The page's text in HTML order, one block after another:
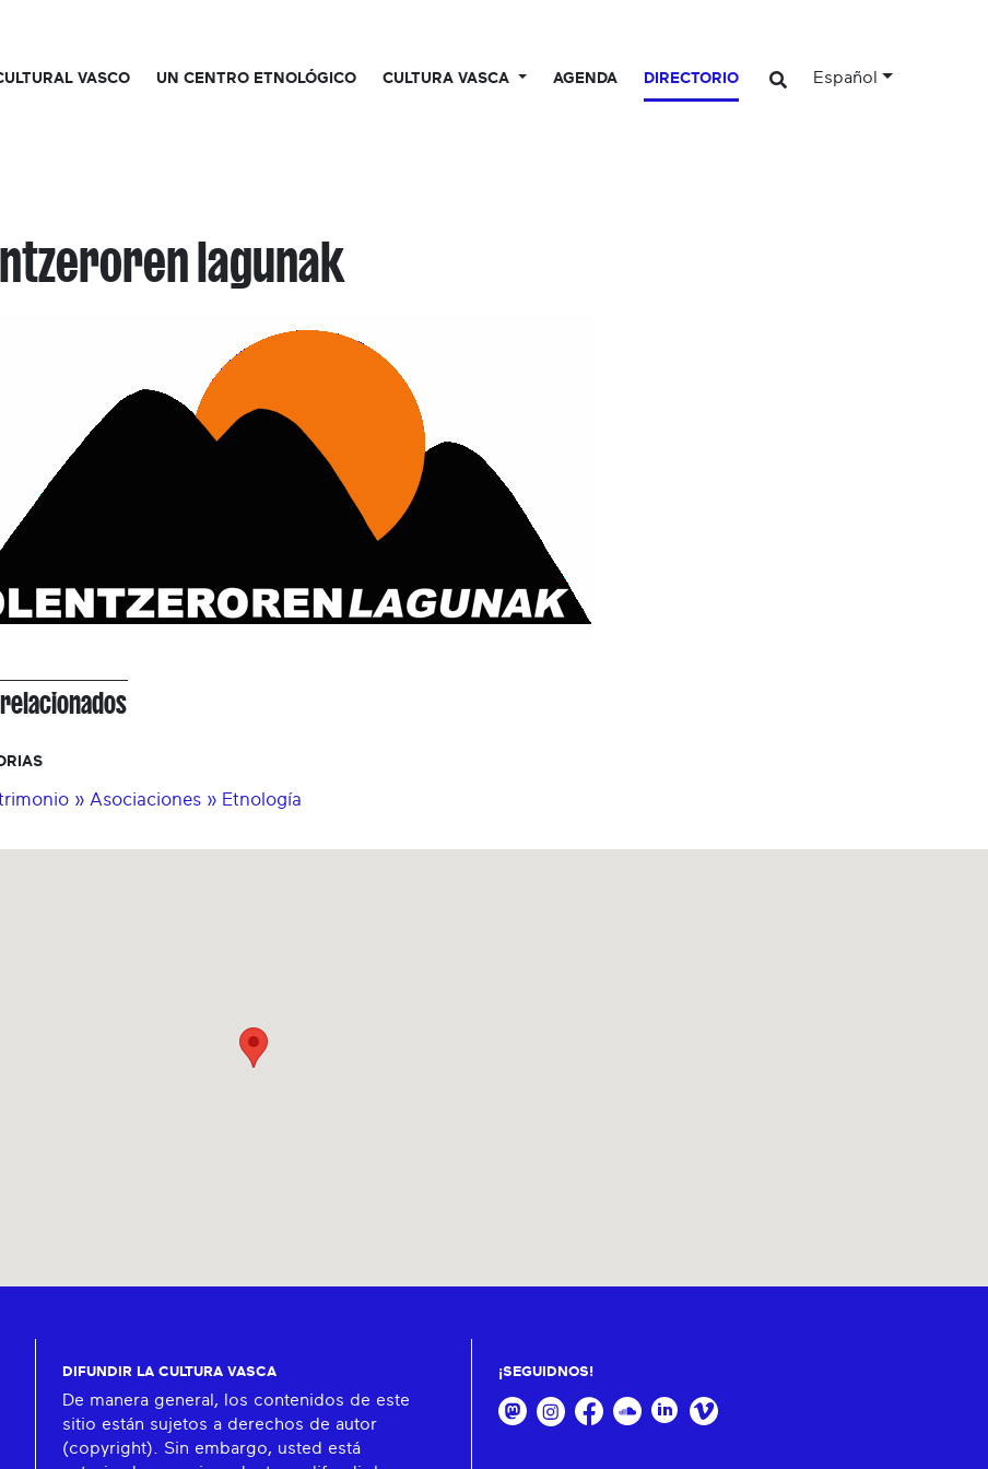
VASCO UN CENTRO ETNOLÓGICO CULTURA VASCA AGENDA DIRECTORIO Español
lagunak
relacionados
» Asociaciones » Etnología
DIFUNDIR LA CULTURA VASCA
De manera general, los contenidos de este
sitio están sujetos a derechos de autor
(copyright). Sin embargo, usted está
¡SEGUIDNOS!